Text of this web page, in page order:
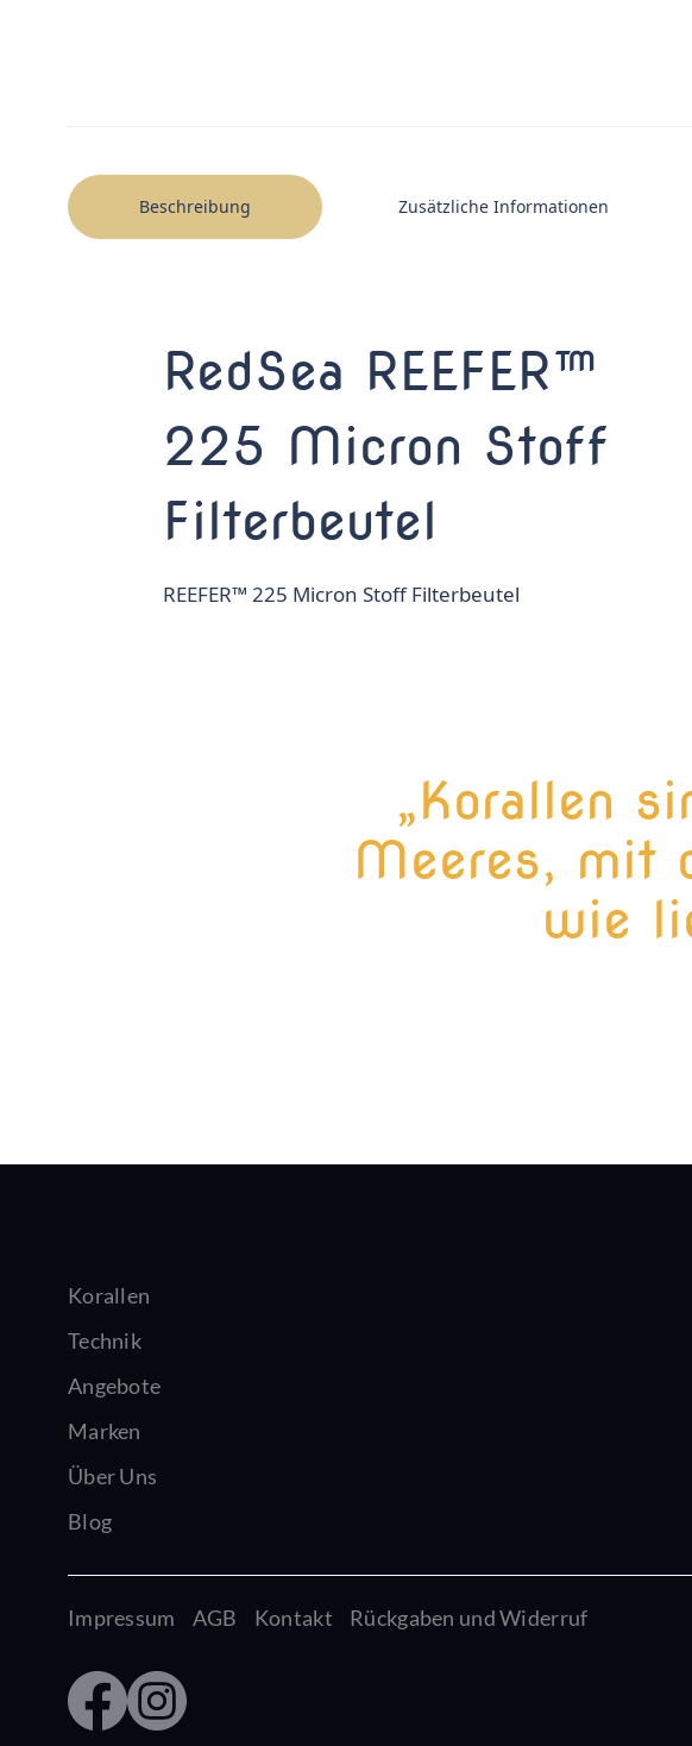
Beschreibung Zusätzliche Informationen
RedSea REEFER™
225 Micron Stoff
Filterbeutel
REEFER™ 225 Micron Stoff Filterbeutel
„Korallen
Meeres, mit
wie
Korallen
Technik
Angebote
Marken
Über Uns
Blog
Impressum AGB Kontakt Rückgaben und Widerruf
Faceb
ook
Insta
gram